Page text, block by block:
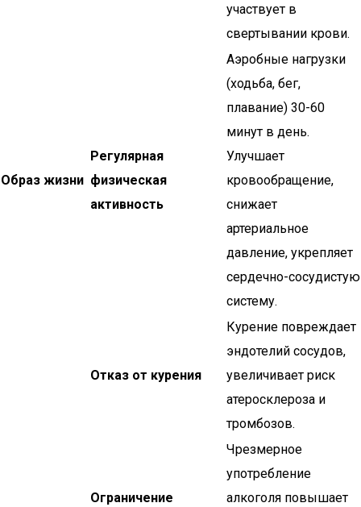
участвует в
свертывании крови.
Образ жизни
Регулярная
физическая
активность
Аэробные нагрузки
(ходьба, бег,
плавание) 30-60
минут в день.
Улучшает
кровообращение,
снижает
артериальное
давление, укрепляет
сердечно-сосудистую
систему.
Отказ от курения
Курение повреждает
эндотелий сосудов,
увеличивает риск
атеросклероза и
тромбозов.
Ограничение
Чрезмерное
употребление
алкоголя повышает